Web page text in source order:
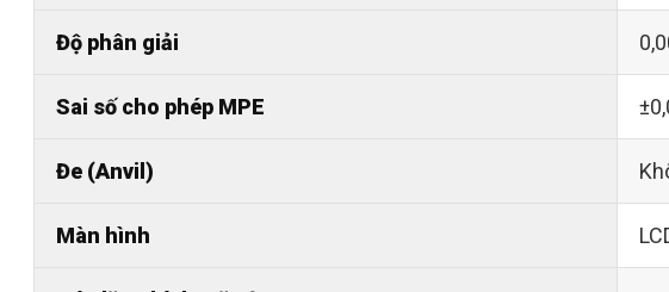
Độ phân giải
Sai số cho phép MPE
Đe (Anvil)
Màn hình